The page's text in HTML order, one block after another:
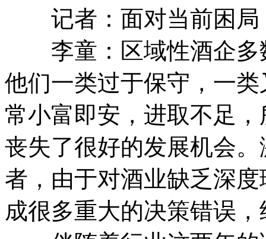
记者：面对当前困局
李童：区域性酒企多
他们一类过于保守，一
常小富即安，进取不足
丧失了很好的发展机会
者，由于对酒业缺乏深
成很多重大的决策错误